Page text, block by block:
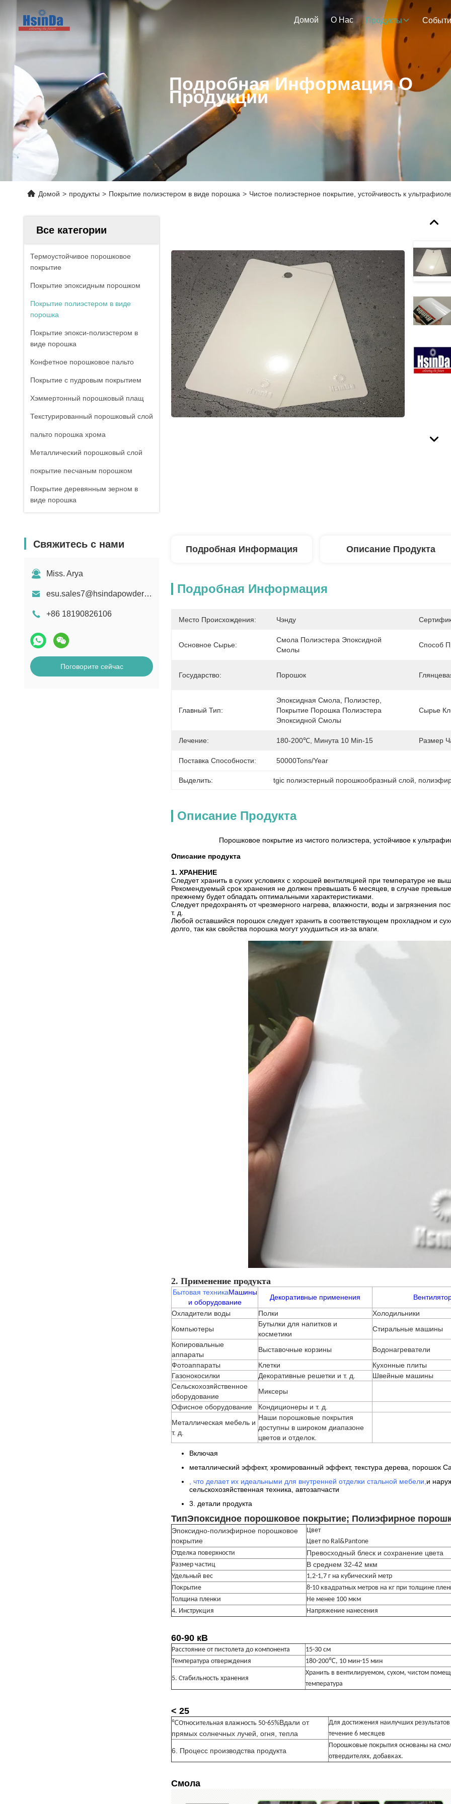
Домой О Нас Продукты
Подробная Информация О
Продукции
Домой > продукты > Покрытие полиэстером в виде порошка > Чистое полиэстерное покрытие, устойчивость к
Все категории
Термоустойчивое порошковое
покрытие
Покрытие эпоксидным порошком
Покрытие полиэстером в виде
порошка
Покрытие эпокси-полиэстером в
виде порошка
Конфетное порошковое пальто
Покрытие с пудровым покрытием
Хэммертонный порошковый плащ
Текстурированный порошковый слой
пальто порошка хрома
Металлический порошковый слой
покрытие песчаным порошком
Покрытие деревянным зерном в
виде порошка
Свяжитесь с нами
Miss. Arya
esu.sales7@hsindapowdercoating.com
+86 18190826106
Поговорите сейчас
Подробная Информация Описание Продукта
Подробная Информация
Место Происхождения: Чэнду
Основное Сырье:
Смола Полиэстера Эпоксидной
Смолы
Способ
Государство: Порошок
Главный Тип:
Эпоксидная Смола, Полиэстер,
Покрытие Порошка Полиэстера
Эпоксидной Смолы
Сырье
Лечение: 180-200℃, Минута 10 Min-15 Размер
Поставка Способности: 50000Tons/Year
Выделить: tgic полиэстерный порошкообразный слой
Описание Продукта
Порошковое покрытие из чистого полиэстера, устойчивое к
Описание продукта
1. ХРАНЕНИЕ
Следует хранить в сухих условиях с хорошей вентиляцией при температуре не
Рекомендуемый срок хранения не должен превышать 6 месяцев, в случае
прежнему будет обладать оптимальными характеристиками.
Следует предохранять от чрезмерного нагрева, влажности, воды и загрязнения
т. д.
Любой оставшийся порошок следует хранить в соответствующем прохладном и
долго, так как свойства порошка могут ухудшиться из-за влаги.
2. Применение продукта
Бытовая техникаМашины
и оборудование
Декоративные применения
Охладители воды
Полки
Холодильники
Компьютеры
Бутылки для напитков и
косметики
Стиральные машины
Копировальные
аппараты
Выставочные корзины
Водонагреватели
Фотоаппараты
Клетки
Кухонные плиты
Газонокосилки
Декоративные решетки и т. д.
Швейные машины
Сельскохозяйственное
оборудование
Миксеры
Офисное оборудование
Кондиционеры и т. д.
Металлическая мебель и
т. д.
Наши порошковые покрытия
доступны в широком диапазоне
цветов и отделок.
Включая
металлический эффект, хромированный эффект, текстура дерева, порошок
, что делает их идеальными для внутренней отделки стальной мебели, и
сельскохозяйственная техника, автозапчасти
3. детали продукта
ТипЭпоксидное порошковое покрытие; Полиэфирное
Эпоксидно-полиэфирное порошковое
покрытие
Цвет
Цвет по Ral&Pantone
Отделка поверхности
Превосходный блеск и сохранение цвета
Размер частиц В среднем 32-42 мкм
Удельный вес
1,2-1,7 г на кубический метр
Покрытие
8-10 квадратных метров на кг при толщине
Толщина пленки
Не менее 100 мкм
4. Инструкция
Напряжение нанесения
60-90 кВ
Расстояние от пистолета до компонента
15-30 см
Температура отверждения
180-200℃, 10 мин-15 мин
5. Стабильность хранения
Хранить в вентилируемом, сухом, чистом
температура
< 25
℃Относительная влажность 50-65%Вдали от
прямых солнечных лучей, огня, тепла
Для достижения наилучших результатов
течение 6 месяцев
6. Процесс производства продукта
Порошковые покрытия основаны на
отвердителях, добавках.
Смола